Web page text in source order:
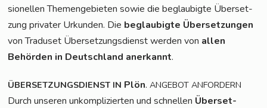
sio­nel­len The­men­ge­bie­ten sowie die beglau­big­te Über­set­
zung pri­va­ter Urkun­den. Die beglau­big­te Über­set­zun­gen
von Tra­du­set Über­set­zungs­dienst wer­den von allen
Behör­den in Deutsch­land aner­kannt.
ÜBERSETZUNGSDIENST IN Plön.ANGEBOT ANFORDERN
Durch unse­ren unkom­pli­zier­ten und schnel­len Über­set­